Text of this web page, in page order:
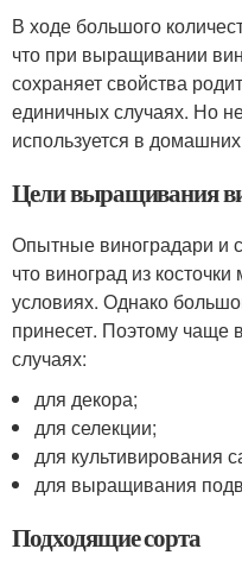
В ходе большого
что при выращивании
сохраняет свойства
единичных случаях. Но
используется в
Цели выращивания
Опытные виноградари и
что виноград из
условиях. Однако
принесет. Поэтому чаще
случаях:
для декора;
для селекции;
для культивирования
для выращивания
Подходящие сорта